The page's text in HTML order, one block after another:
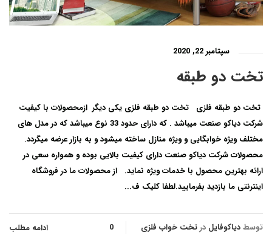
سپتامبر 22, 2020
تخت دو طبقه
تخت دو طبقه فلزی تخت دو طبقه فلزی یکی دیگر ازمحصولات با کیفیت
شرکت دیاکو صنعت میباشد . که دارای حدود 33 نوع میباشد که در مدل های
مختلف ویژه خوابگایی و ویژه منازل ساخته میشود و به بازار عرضه میگردد.
محصولات شرکت دیاکو صنعت دارای کیفیت بالایی بوده و همواره سعی در
ارائه بهترین محصول با خدمات ویژه نماید. از محصولات ما در فروشگاه
اینترنتی ما بازدید بفرمایید.لطفا کلیک ف...
ادامه مطلب توسطدیاکوفایل درتخت خواب فلزی 0